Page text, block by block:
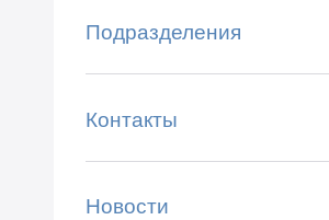
Подразделения
Контакты
Новости